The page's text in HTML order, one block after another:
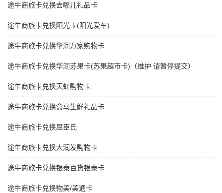
途牛商旅卡兑换去哪儿礼品卡
途牛商旅卡兑换阳光卡(阳光爱车)
途牛商旅卡兑换华润万家购物卡
途牛商旅卡兑换华润苏果卡(苏果超市卡)（维护 请暂停提交）
途牛商旅卡兑换天虹购物卡
途牛商旅卡兑换盒马生鲜礼品卡
途牛商旅卡兑换屈臣氏
途牛商旅卡兑换大润发购物卡
途牛商旅卡兑换银泰百货银泰卡
途牛商旅卡兑换物美/美通卡